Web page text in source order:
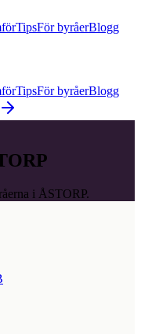
TipsFör byråerBlogg
TipsFör byråerBlogg
i ÅSTORP.